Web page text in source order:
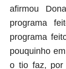
afirmou
programa
programa
pouquinho
o tio faz, por